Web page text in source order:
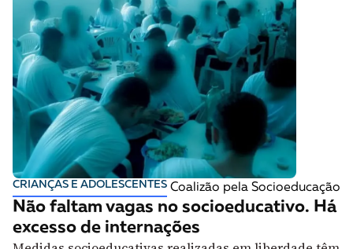
CRIANÇAS E ADOLESCENTES Coalizão pela Socioeducação
Não faltam vagas no socioeducativo. Há
excesso de internações